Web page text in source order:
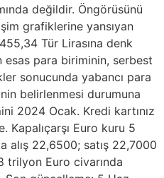
değildir. Öngörüsünü
grafiklerine yansıyan
Tür Lirasına denk
esas para biriminin, serbest
sonucunda yabancı para
belirlenmesi durumuna
2024 Ocak. Kredi kartınız
Euro kuru 5
alış 22,6500; satış 22,7000
trilyon Euro civarında